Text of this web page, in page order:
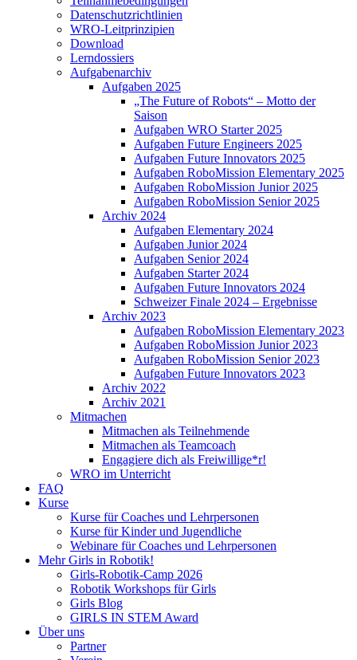
Datenschutzrichtlinien
WRO-Leitprinzipien
Download
Lerndossiers
Aufgabenarchiv
Aufgaben 2025
„The Future of Robots“ – Motto der
Saison
Aufgaben WRO Starter 2025
Aufgaben Future Engineers 2025
Aufgaben Future Innovators 2025
Aufgaben RoboMission Elementary 2025
Aufgaben RoboMission Junior 2025
Aufgaben RoboMission Senior 2025
Archiv 2024
Aufgaben Elementary 2024
Aufgaben Junior 2024
Aufgaben Senior 2024
Aufgaben Starter 2024
Aufgaben Future Innovators 2024
Schweizer Finale 2024 – Ergebnisse
Archiv 2023
Aufgaben RoboMission Elementary 2023
Aufgaben RoboMission Junior 2023
Aufgaben RoboMission Senior 2023
Aufgaben Future Innovators 2023
Archiv 2022
Archiv 2021
Mitmachen
Mitmachen als Teilnehmende
Mitmachen als Teamcoach
Engagiere dich als Freiwillige*r!
WRO im Unterricht
FAQ
Kurse
Kurse für Coaches und Lehrpersonen
Kurse für Kinder und Jugendliche
Webinare für Coaches und Lehrpersonen
Mehr Girls in Robotik!
Girls-Robotik-Camp 2026
Robotik Workshops für Girls
Girls Blog
GIRLS IN STEM Award
Über uns
Partner